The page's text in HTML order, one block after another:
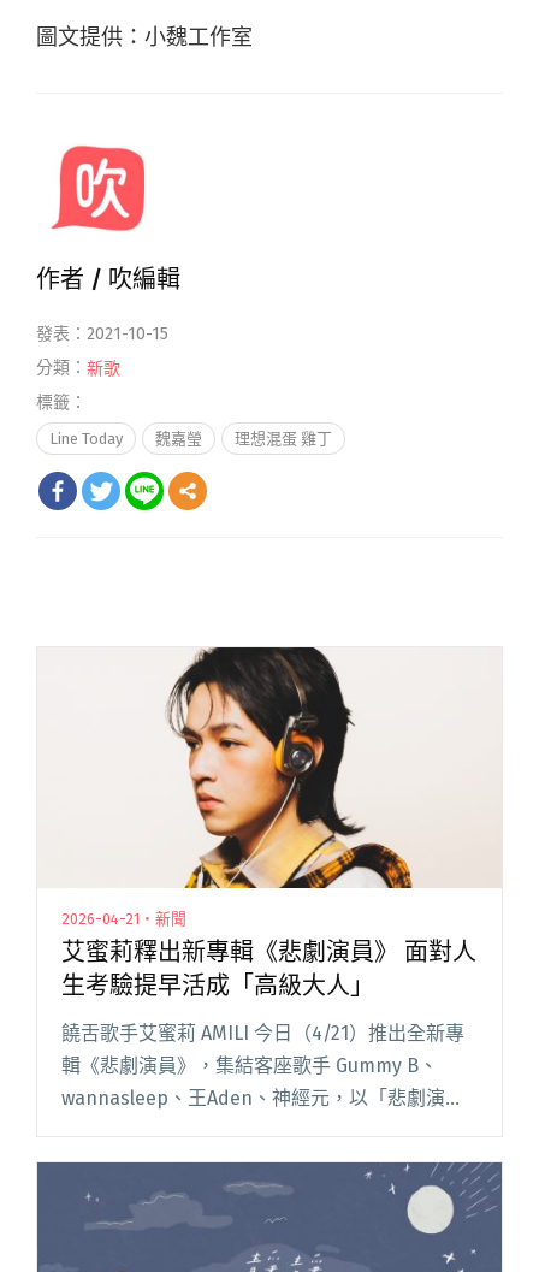
圖文提供：小魏工作室
作者 / 吹編輯
發表：2021-10-15
分類： 新歌
標籤：
Line Today 魏嘉瑩 理想混蛋 雞丁
2026-04-21・新聞
艾蜜莉釋出新專輯《悲劇演員》 面對人
生考驗提早活成「高級大人」
饒舌歌手艾蜜莉 AMILI 今日（4/21）推出全新專
輯《悲劇演員》，集結客座歌手 Gummy B、
wannasleep、王Aden、神經元，以「悲劇演
員」的視角出發，拆解生活裡的「悲劇」氛圍與
「演員」角色。 首支主打〈暫停〉直言不想面對
現閱讀全文 "艾蜜莉釋出新專輯《悲劇演員》 面
對人生考驗提早活成「高級大人」"